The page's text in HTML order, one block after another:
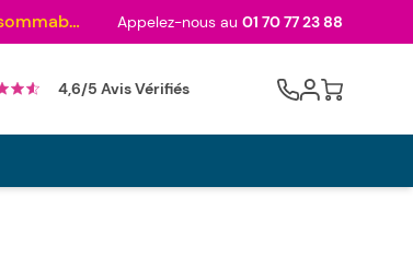
Au palmarès des meilleurs sites en 2024 et sacré n°1 en 2022 et 2023 ! ( Catégorie consommables) Appelez-nous au 01 70 77 23 88
4,6/5 Avis Vérifiés Cart